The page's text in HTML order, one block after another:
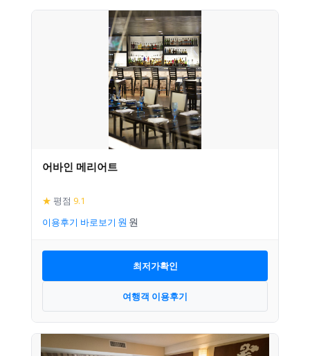
어바인 메리어트
★ 평점 9.1
이용후기 바로보기
최저가확인
여행객 이용후기